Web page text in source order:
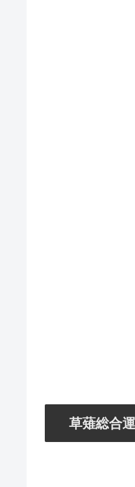
草薙総合